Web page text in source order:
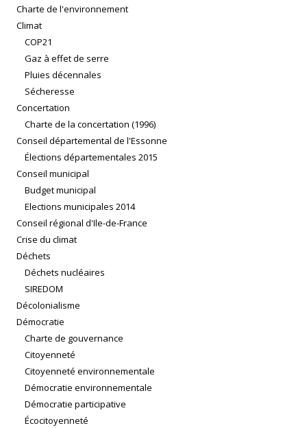
Charte de l'environnement
Climat
COP21
Gaz à effet de serre
Pluies décennales
Sécheresse
Concertation
Charte de la concertation (1996)
Conseil départemental de l'Essonne
Élections départementales 2015
Conseil municipal
Budget municipal
Elections municipales 2014
Conseil régional d'Ile-de-France
Crise du climat
Déchets
Déchets nucléaires
SIREDOM
Décolonialisme
Démocratie
Charte de gouvernance
Citoyenneté
Citoyenneté environnementale
Démocratie environnementale
Démocratie participative
Écocitoyenneté